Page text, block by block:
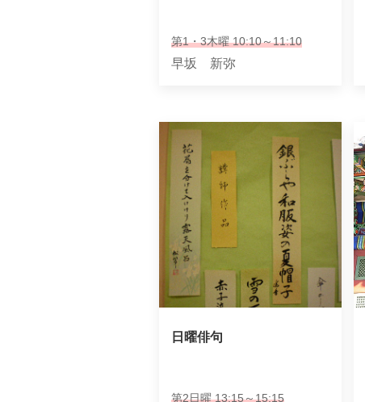
第1・3木曜 10:10～11:10
早坂 新弥
日曜俳句
第2日曜 13:15～15:15